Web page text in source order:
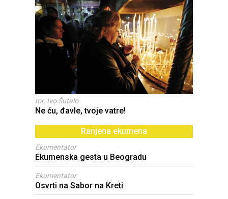
mr. Ivo Šutalo
Ne ću, đavle, tvoje vatre!
Ranjena ekumena
Ekumentator
Ekumenska gesta u Beogradu
Ekumentator
Osvrti na Sabor na Kreti